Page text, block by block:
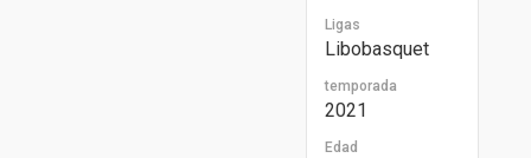
Ligas
Libobasquet
temporada
2021
Edad